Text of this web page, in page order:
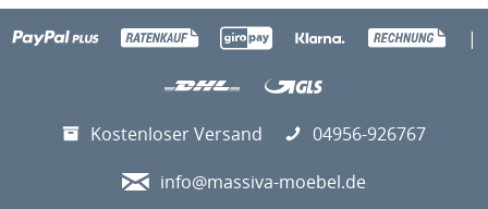
|
Kostenloser Versand
04956-926767
info@massiva-moebel.de